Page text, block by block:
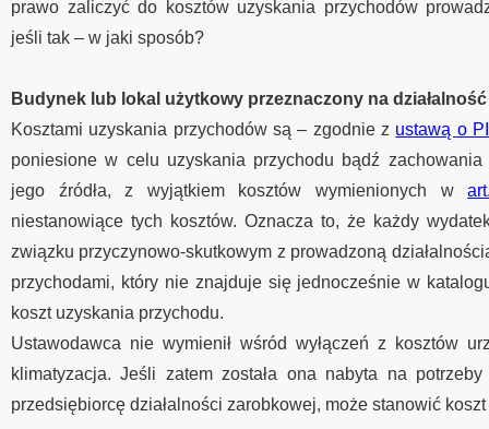
prawo zaliczyć do kosztów uzyskania przychodów
jeśli tak – w jaki sposób?
Budynek lub lokal użytkowy przeznaczony na działalność
Kosztami uzyskania przychodów są – zgodnie z ustawą o
poniesione w celu uzyskania przychodu bądź
jego źródła, z wyjątkiem kosztów wymienionych w
niestanowiące tych kosztów. Oznacza to, że każdy
związku przyczynowo-skutkowym z prowadzoną
przychodami, który nie znajduje się jednocześnie w
koszt uzyskania przychodu.
Ustawodawca nie wymienił wśród wyłączeń z kosztów
klimatyzacja. Jeśli zatem została ona nabyta na
przedsiębiorcę działalności zarobkowej, może stanowić koszt